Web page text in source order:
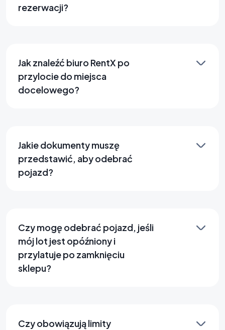
rezerwacji?
Jak znaleźć biuro RentX po
przylocie do miejsca
docelowego?
Jakie dokumenty muszę
przedstawić, aby odebrać
pojazd?
Czy mogę odebrać pojazd, jeśli
mój lot jest opóźniony i
przylatuje po zamknięciu
sklepu?
Czy obowiązują limity